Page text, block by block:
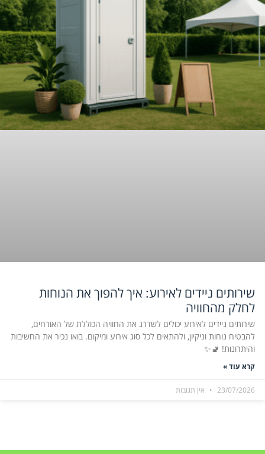
שירותים ניידים לאירוע: איך להפוך את הנוחות
לחלק מהחוויה
שירותים ניידים לאירוע יכולים לשדרג את החוויה הכוללת של האורחים,
להבטיח נוחות וניקיון, ולהתאים לכל סוג אירוע ומיקום. בואו נכיר את החשיבות
והיתרונות! 🚽✨
קרא עוד »
23/07/2026 אין תגובות